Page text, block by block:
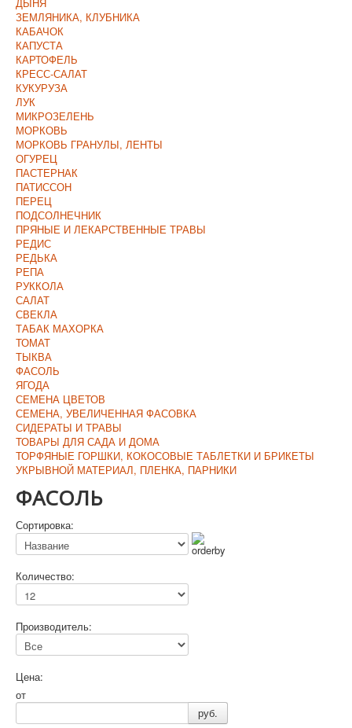
ЗЕМЛЯНИКА, КЛУБНИКА
КАБАЧОК
КАПУСТА
КАРТОФЕЛЬ
КРЕСС-САЛАТ
КУКУРУЗА
ЛУК
МИКРОЗЕЛЕНЬ
МОРКОВЬ
МОРКОВЬ ГРАНУЛЫ, ЛЕНТЫ
ОГУРЕЦ
ПАСТЕРНАК
ПАТИССОН
ПЕРЕЦ
ПОДСОЛНЕЧНИК
ПРЯНЫЕ И ЛЕКАРСТВЕННЫЕ ТРАВЫ
РЕДИС
РЕДЬКА
РЕПА
РУККОЛА
САЛАТ
СВЕКЛА
ТАБАК МАХОРКА
ТОМАТ
ТЫКВА
ФАСОЛЬ
ЯГОДА
СЕМЕНА ЦВЕТОВ
СЕМЕНА, УВЕЛИЧЕННАЯ ФАСОВКА
СИДЕРАТЫ И ТРАВЫ
ТОВАРЫ ДЛЯ САДА И ДОМА
ТОРФЯНЫЕ ГОРШКИ, КОКОСОВЫЕ ТАБЛЕТКИ И БРИКЕТЫ
УКРЫВНОЙ МАТЕРИАЛ, ПЛЕНКА, ПАРНИКИ
ФАСОЛЬ
Сортировка:
Количество:
Производитель:
Цена:
от
руб.